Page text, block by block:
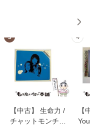
3
【中古】 生命力 /
チャットモンチー /
4
【